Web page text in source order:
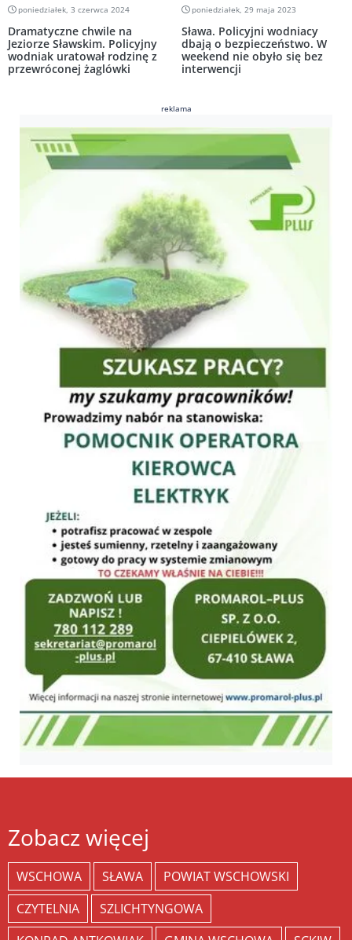
poniedziałek, 3 czerwca 2024
Dramatyczne chwile na
Jeziorze Sławskim. Policyjny
wodniak uratował rodzinę z
przewróconej żaglówki
poniedziałek, 29 maja 2023
Sława. Policyjni wodniacy
dbają o bezpieczeństwo. W
weekend nie obyło się bez
interwencji
reklama
Zobacz więcej
WSCHOWA SŁAWA
POWIAT WSCHOWSKI
CZYTELNIA
SZLICHTYNGOWA